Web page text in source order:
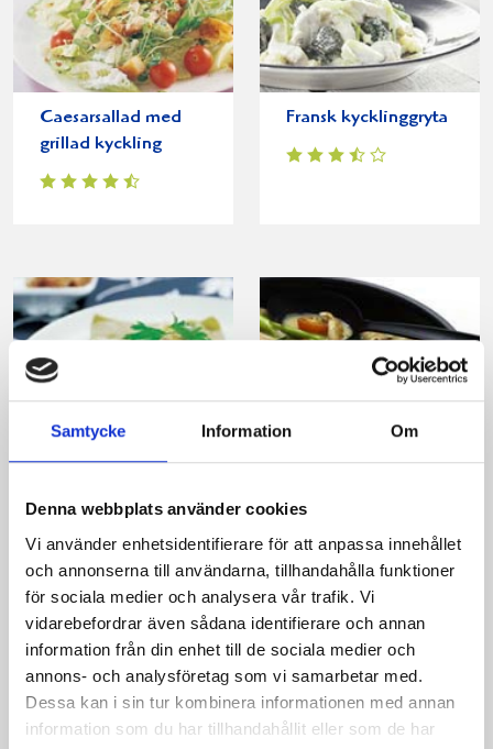
Samtycke Information Om
Denna webbplats använder cookies
Vi använder enhetsidentifierare för att anpassa innehållet
och annonserna till användarna, tillhandahålla funktioner
för sociala medier och analysera vår trafik. Vi
vidarebefordrar även sådana identifierare och annan
information från din enhet till de sociala medier och
annons- och analysföretag som vi samarbetar med.
Dessa kan i sin tur kombinera informationen med annan
information som du har tillhandahållit eller som de har
Caesarsallad med
grillad kyckling
Fransk kycklinggryta
Lasagne med
champinjoner
Snabb kycklinggryta